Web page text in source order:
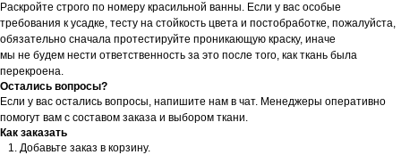
Раскройте строго по номеру красильной ванны. Если у вас особые
требования к усадке, тесту на стойкость цвета и постобработке, пожалуйста,
обязательно сначала протестируйте проникающую краску, иначе
мы не будем нести ответственность за это после того, как ткань была
перекроена.
Остались вопросы?
Если у вас остались вопросы, напишите нам в чат. Менеджеры оперативно
помогут вам с составом заказа и выбором ткани.
Как заказать
Добавьте заказ в корзину.